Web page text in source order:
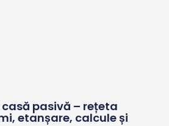
pasivă – rețeta
etanșare, calcule și